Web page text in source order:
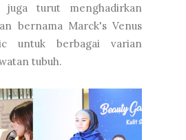
juga turut menghadirkan
bernama Marck's Venus
untuk berbagai varian
tubuh.